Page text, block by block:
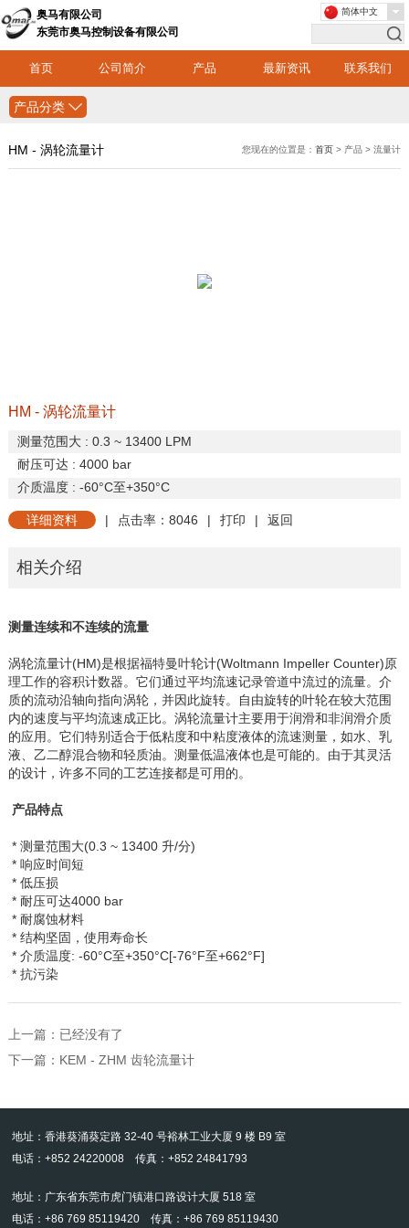
奥马有限公司
东莞市奥马控制设备有限公司
首页 公司简介 产品 最新资讯 联系我们
简体中文
产品分类
HM - 涡轮流量计 您现在的位置是：首页 > 产品 > 流量计
HM - 涡轮流量计
测量范围大: 0.3 ~ 13400 LPM
耐压可达 : 4000 bar
介质温度 : -60°C至+350°C
详细资料 | 点击率：8046 | 打印 | 返回
相关介绍
测量连续和不连续的流量
涡轮流量计(HM)是根据福特曼叶轮计(Woltmann Impeller Counter)原
理工作的容积计数器。 它们通过平均流速记录管道中流过的流量。介
质的流动沿轴向指向涡轮，并因此旋转。自由旋转的叶轮在较大范围
内的速度与平均流速成正比。涡轮流量计主要用于润滑和非润滑介质
的应用。它们特别适合于低粘度和中粘度液体的流速测量，如水、乳
液、乙二醇混合物和轻质油。测量低温液体也是可能的。由于其灵活
的设计，许多不同的工艺连接都是可用的。
产品特点
* 测量范围大(0.3 ~ 13400 升/分)
* 响应时间短
* 低压损
* 耐压可达4000 bar
* 耐腐蚀材料
* 结构坚固，使用寿命长
* 介质温度: -60°C至+350°C[-76°F至+662°F]
* 抗污染
上一篇：已经没有了
下一篇： KEM - ZHM 齿轮流量计
地址：香港葵涌葵定路 32-40 号裕林工业大厦 9 楼 B9 室
电话：+852 24220008 传真：+852 24841793
地址：广东省东莞市虎门镇港口路设计大厦 518 室
电话：+86 769 85119420 传真：+86 769 85119430